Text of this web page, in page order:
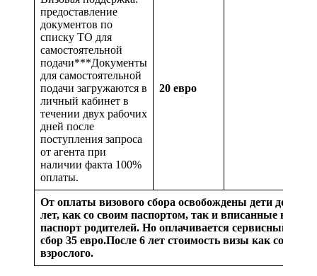
предоставление
документов по
списку ТО для
самостоятельной
подачи***Документы
для самостоятельной
подачи загружаются в
личный кабинет в
течении двух рабочих
дней после
поступления запроса
от агента при
наличии факта 100%
оплаты.
20 евро
От оплаты визового сбора освобождены дети до 6
лет, как со своим паспортом, так и вписанные в
паспорт родителей. Но оплачивается сервисный
сбор 35 евро.После 6 лет стоимость визы как со
взрослого.